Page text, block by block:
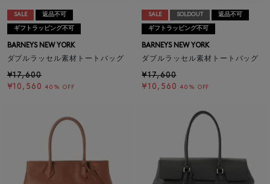
SALE 返品不可
ギフトラッピング不可
BARNEYS NEW YORK
ダブルラッセル素材トートバッグ
¥17,600
¥10,560 40% OFF
SALE SOLDOUT 返品不可
ギフトラッピング不可
BARNEYS NEW YORK
ダブルラッセル素材トートバッグ
¥17,600
¥10,560 40% OFF